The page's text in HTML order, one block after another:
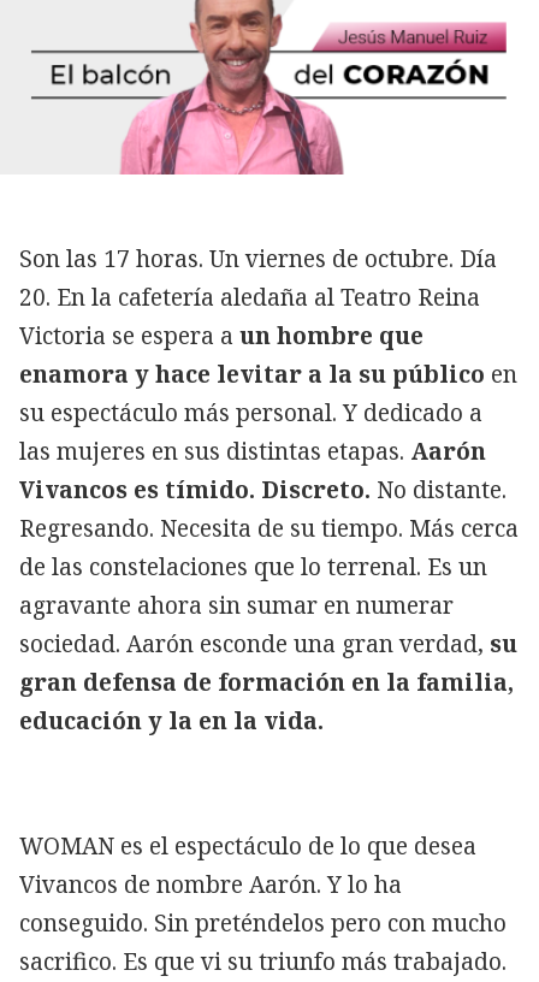
Son las 17 horas. Un viernes de octubre. Día
20. En la cafetería aledaña al Teatro Reina
Victoria se espera a un hombre que
enamora y hace levitar a la su público en
su espectáculo más personal. Y dedicado a
las mujeres en sus distintas etapas. Aarón
Vivancos es tímido. Discreto. No distante.
Regresando. Necesita de su tiempo. Más cerca
de las constelaciones que lo terrenal. Es un
agravante ahora sin sumar en numerar
sociedad. Aarón esconde una gran verdad, su
gran defensa de formación en la familia,
educación y la en la vida.
WOMAN es el espectáculo de lo que desea
Vivancos de nombre Aarón. Y lo ha
conseguido. Sin preténdelos pero con mucho
sacrifico. Es que vi su triunfo más trabajado.